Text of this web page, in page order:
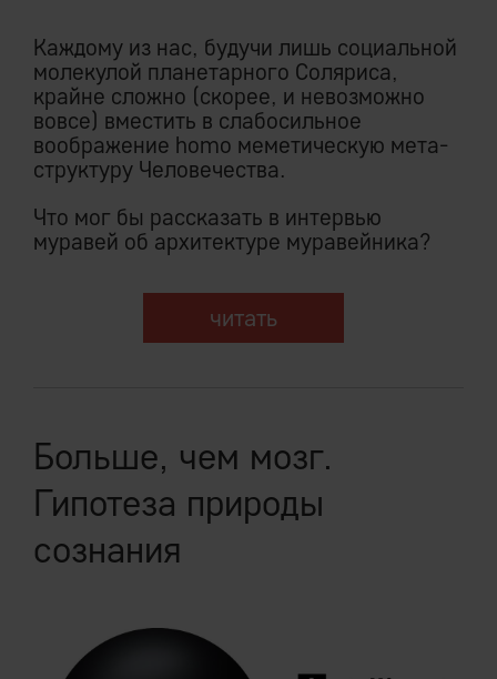
Каждому из нас, будучи лишь социальной
молекулой планетарного Соляриса,
крайне сложно (скорее, и невозможно
вовсе) вместить в слабосильное
воображение homo меметическую мета-
структуру Человечества.
Что мог бы рассказать в интервью
муравей об архитектуре муравейника?
читать
Больше, чем мозг.
Гипотеза природы
сознания